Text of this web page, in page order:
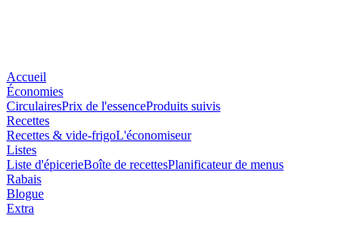
Accueil
Économies
CirculairesPrix de l'essenceProduits suivis
Recettes
Recettes & vide-frigoL'économiseur
Listes
Liste d'épicerieBoîte de recettesPlanificateur de menus
Rabais
Blogue
Extra